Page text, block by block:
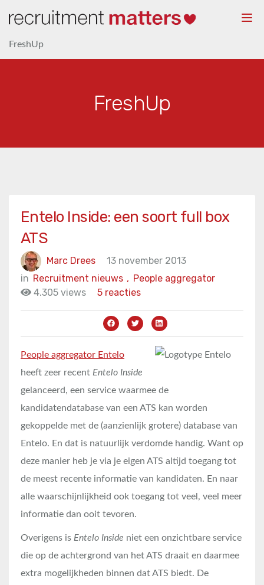
FreshUp
FreshUp
Entelo Inside: een soort full box
ATS
Marc Drees
13 november 2013
in
People aggregator
Recruitment nieuws ,
4.305 views
5 reacties
People aggregator Entelo
heeft zeer recent Entelo Inside
gelanceerd, een service waarmee de
kandidatendatabase van een ATS kan worden
gekoppelde met de (aanzienlijk grotere) database van
Entelo. En dat is natuurlijk verdomde handig. Want op
deze manier heb je via je eigen ATS altijd toegang tot
de meest recente informatie van kandidaten. En naar
alle waarschijnlijkheid ook toegang tot veel, veel meer
informatie dan ooit tevoren.
Overigens is Entelo Inside niet een onzichtbare service
die op de achtergrond van het ATS draait en daarmee
extra mogelijkheden binnen dat ATS biedt. De